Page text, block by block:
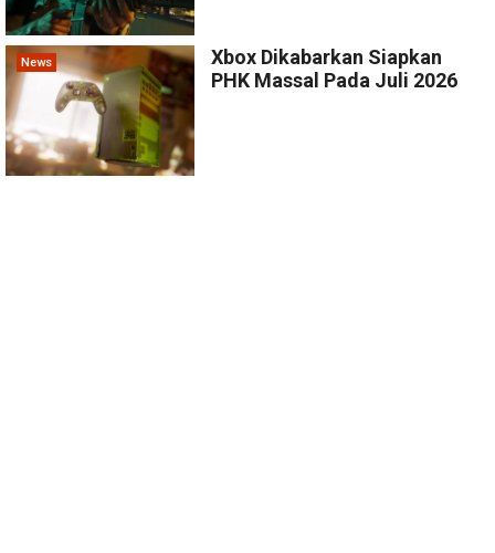
News
Xbox Dikabarkan Siapkan
PHK Massal Pada Juli 2026